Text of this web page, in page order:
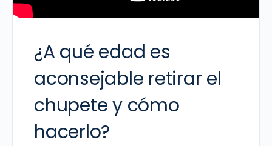
¿A qué edad es
aconsejable retirar el
chupete y cómo
hacerlo?